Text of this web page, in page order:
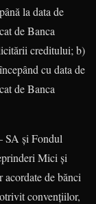
la data de
de Banca
creditului; b)
cu data de
de Banca
SA şi Fondul
Mici şi
de bănci
convenţiilor,